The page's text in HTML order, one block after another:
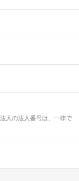
人の法人番号は、一律で